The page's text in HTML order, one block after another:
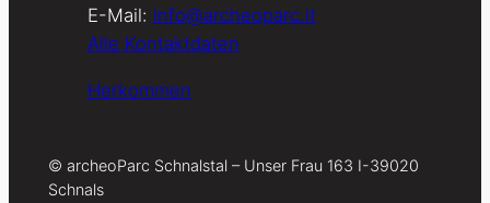
E-Mail: info@archeoparc.it
Alle Kontaktdaten
Herkommen
© archeoParc Schnalstal – Unser Frau 163 I-39020
Schnals